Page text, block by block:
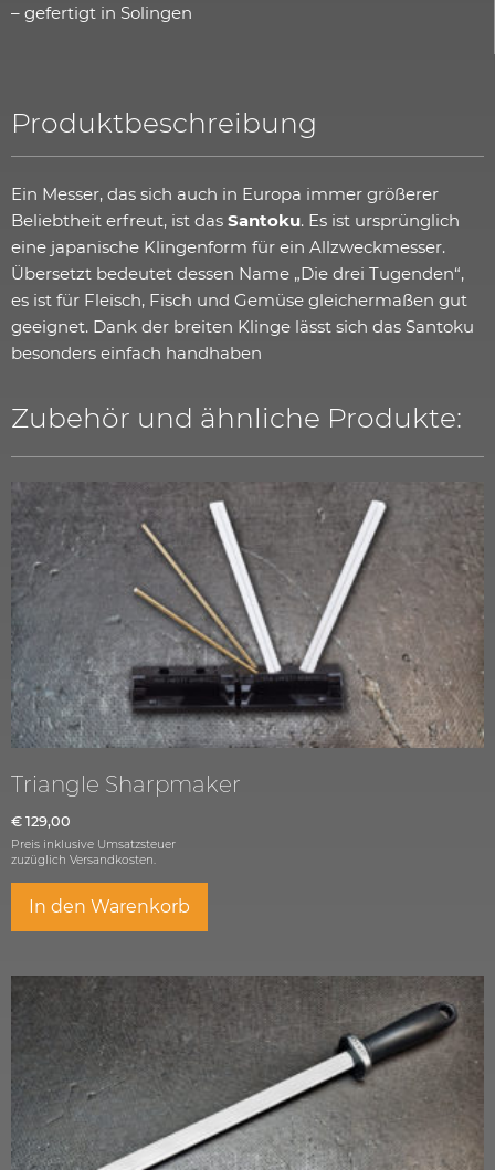
– gefertigt in Solingen
Produktbeschreibung
Ein Messer, das sich auch in Europa immer größerer
Beliebtheit erfreut, ist das Santoku. Es ist ursprünglich
eine japanische Klingenform für ein Allzweckmesser.
Übersetzt bedeutet dessen Name „Die drei Tugenden“,
es ist für Fleisch, Fisch und Gemüse gleichermaßen gut
geeignet. Dank der breiten Klinge lässt sich das Santoku
besonders einfach handhaben
Zubehör und ähnliche Produkte:
Triangle Sharpmaker
€ 129,00
Preis inklusive Umsatzsteuer
zuzüglich Versandkosten.
In den Warenkorb